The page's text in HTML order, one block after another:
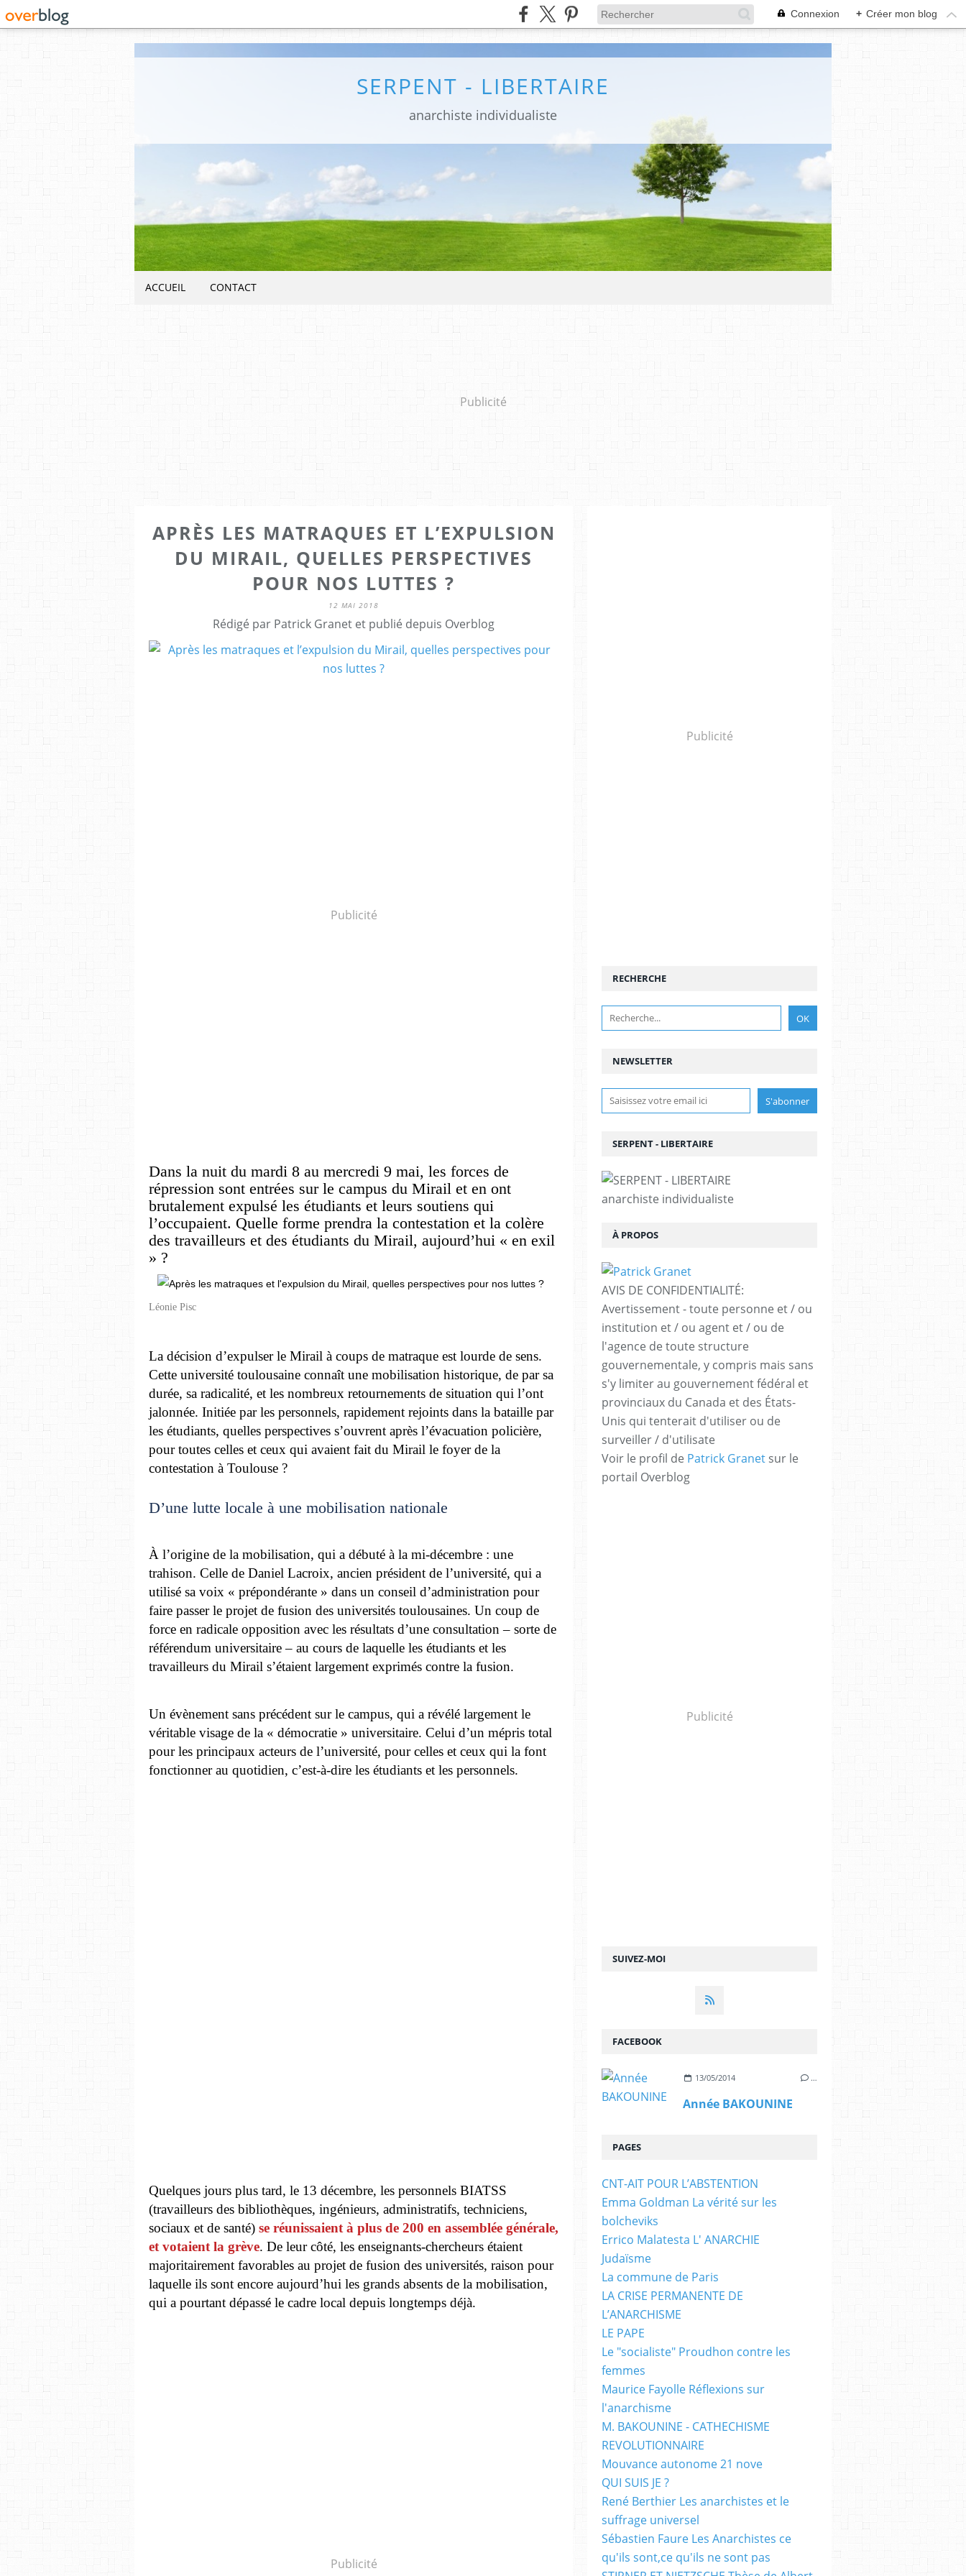
Connexion + Créer mon blog
SERPENT - LIBERTAIRE
anarchiste individualiste
ACCUEIL CONTACT
Publicité
APRÈS LES MATRAQUES ET L’EXPULSION
DU MIRAIL, QUELLES PERSPECTIVES
POUR NOS LUTTES ?
12 MAI 2018
Rédigé par Patrick Granet et publié depuis Overblog
Publicité
Dans la nuit du mardi 8 au mercredi 9 mai, les forces de
répression sont entrées sur le campus du Mirail et en ont
brutalement expulsé les étudiants et leurs soutiens qui
l’occupaient. Quelle forme prendra la contestation et la colère
des travailleurs et des étudiants du Mirail, aujourd’hui « en exil
» ?
Léonie Pisc
La décision d’expulser le Mirail à coups de matraque est lourde de sens.
Cette université toulousaine connaît une mobilisation historique, de par sa
durée, sa radicalité, et les nombreux retournements de situation qui l’ont
jalonnée. Initiée par les personnels, rapidement rejoints dans la bataille par
les étudiants, quelles perspectives s’ouvrent après l’évacuation policière,
pour toutes celles et ceux qui avaient fait du Mirail le foyer de la
contestation à Toulouse ?
D’une lutte locale à une mobilisation nationale
À l’origine de la mobilisation, qui a débuté à la mi-décembre : une
trahison. Celle de Daniel Lacroix, ancien président de l’université, qui a
utilisé sa voix « prépondérante » dans un conseil d’administration pour
faire passer le projet de fusion des universités toulousaines. Un coup de
force en radicale opposition avec les résultats d’une consultation – sorte de
référendum universitaire – au cours de laquelle les étudiants et les
travailleurs du Mirail s’étaient largement exprimés contre la fusion.
Un évènement sans précédent sur le campus, qui a révélé largement le
véritable visage de la « démocratie » universitaire. Celui d’un mépris total
pour les principaux acteurs de l’université, pour celles et ceux qui la font
fonctionner au quotidien, c’est-à-dire les étudiants et les personnels.
Quelques jours plus tard, le 13 décembre, les personnels BIATSS
(travailleurs des bibliothèques, ingénieurs, administratifs, techniciens,
sociaux et de santé) se réunissaient à plus de 200 en assemblée générale,
et votaient la grève. De leur côté, les enseignants-chercheurs étaient
majoritairement favorables au projet de fusion des universités, raison pour
laquelle ils sont encore aujourd’hui les grands absents de la mobilisation,
qui a pourtant dépassé le cadre local depuis longtemps déjà.
Publicité
Publicité
NEWSLETTER
SUIVEZ-MOI
RECHERCHE
SERPENT - LIBERTAIRE
anarchiste individualiste
À PROPOS
AVIS DE CONFIDENTIALITÉ:
Avertissement - toute personne et / ou
institution et / ou agent et / ou de
l'agence de toute structure
gouvernementale, y compris mais sans
s'y limiter au gouvernement fédéral et
provinciaux du Canada et des États-
Unis qui tenterait d'utiliser ou de
surveiller / d'utilisate
Voir le profil de Patrick Granet sur le
portail Overblog
Publicité
FACEBOOK
13/05/2014 …
Année BAKOUNINE
PAGES
CNT-AIT POUR L’ABSTENTION
Emma Goldman La vérité sur les
bolcheviks
Errico Malatesta L' ANARCHIE
Judaïsme
La commune de Paris
LA CRISE PERMANENTE DE
L’ANARCHISME
LE PAPE
Le "socialiste" Proudhon contre les
femmes
Maurice Fayolle Réflexions sur
l'anarchisme
M. BAKOUNINE - CATHECHISME
REVOLUTIONNAIRE
Mouvance autonome 21 nove
QUI SUIS JE ?
René Berthier Les anarchistes et le
suffrage universel
Sébastien Faure Les Anarchistes ce
qu'ils sont,ce qu'ils ne sont pas